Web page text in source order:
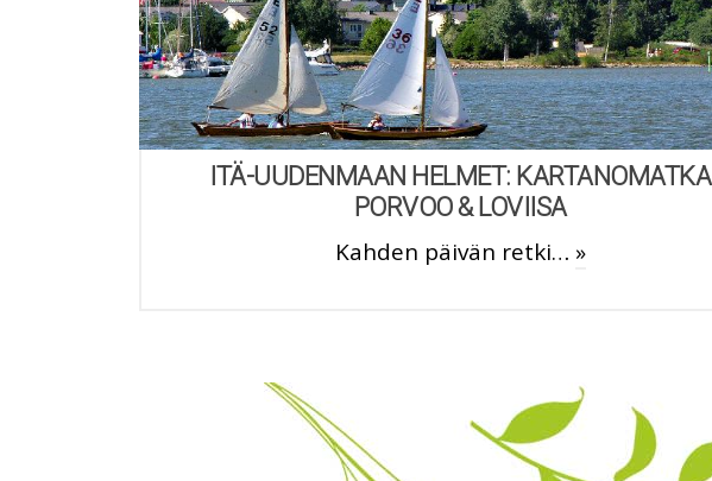
ITÄ-UUDENMAAN HELMET: KARTANOMATKA
PORVOO & LOVIISA
Kahden päivän retki… »